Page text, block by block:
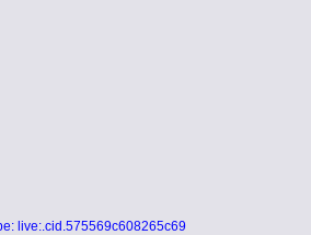
live:.cid.575569c608265c69